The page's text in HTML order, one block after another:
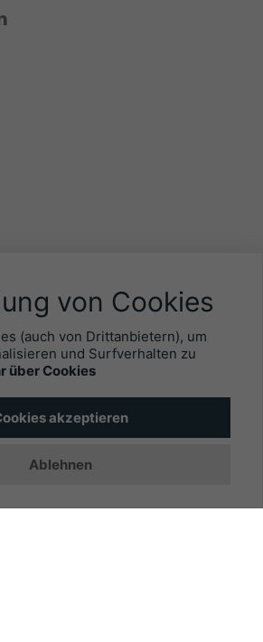
mit EYEFOX
von Cookies
(auch von Drittanbietern), um
und Surfverhalten zu
über Cookies
akzeptieren
Ablehnen